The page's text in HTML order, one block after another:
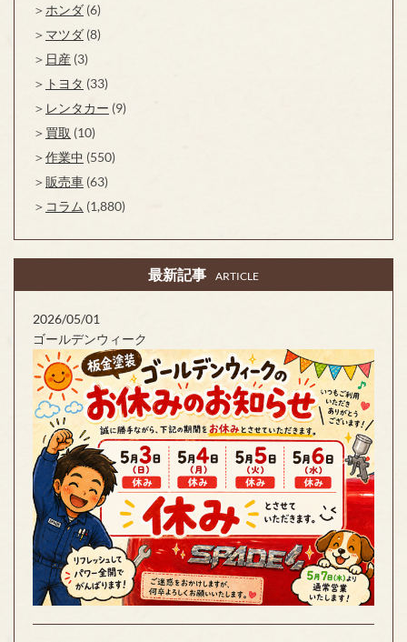
ホンダ (6)
マツダ (8)
日産 (3)
トヨタ (33)
レンタカー (9)
買取 (10)
作業中 (550)
販売車 (63)
コラム (1,880)
最新記事 ARTICLE
2026/05/01
ゴールデンウィーク